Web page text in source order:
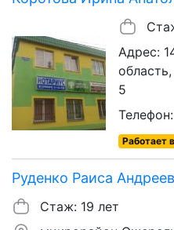
Адрес:
5
Работает
Руденко Раиса
Стаж: 19 лет